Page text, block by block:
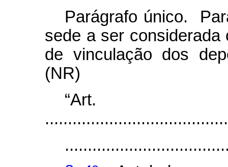
Parágrafo único.
sede a ser
de vinculação dos
(NR)